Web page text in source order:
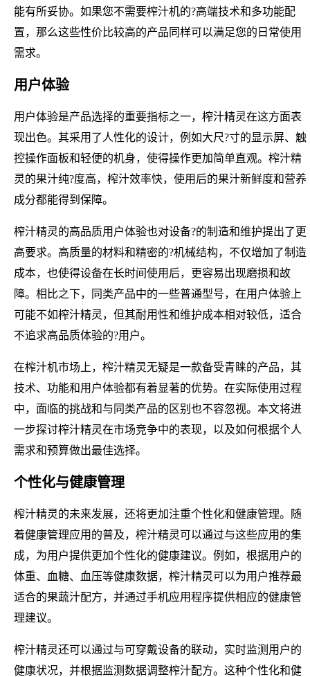
能有所妥协。如果您不需要榨汁机的?高端技术和多功能配
置，那么这些性价比较高的产品同样可以满足您的日常使用
需求。
用户体验
用户体验是产品选择的重要指标之一，榨汁精灵在这方面表
现出色。其采用了人性化的设计，例如大尺?寸的显示屏、触
控操作面板和轻便的机身，使得操作更加简单直观。榨汁精
灵的果汁纯?度高，榨汁效率快，使用后的果汁新鲜度和营养
成分都能得到保障。
榨汁精灵的高品质用户体验也对设备?的制造和维护提出了更
高要求。高质量的材料和精密的?机械结构，不仅增加了制造
成本，也使得设备在长时间使用后，更容易出现磨损和故
障。相比之下，同类产品中的一些普通型号，在用户体验上
可能不如榨汁精灵，但其耐用性和维护成本相对较低，适合
不追求高品质体验的?用户。
在榨汁机市场上，榨汁精灵无疑是一款备受青睐的产品，其
技术、功能和用户体验都有着显著的优势。在实际使用过程
中，面临的挑战和与同类产品的区别也不容忽视。本文将进
一步探讨榨汁精灵在市场竞争中的表现，以及如何根据个人
需求和预算做出最佳选择。
个性化与健康管理
榨汁精灵的未来发展，还将更加注重个性化和健康管理。随
着健康管理应用的普及，榨汁精灵可以通过与这些应用的集
成，为用户提供更加个性化的健康建议。例如，根据用户的
体重、血糖、血压等健康数据，榨汁精灵可以为用户推荐最
适合的果蔬汁配方，并通过手机应用程序提供相应的健康管
理建议。
榨汁精灵还可以通过与可穿戴设备的联动，实时监测用户的
健康状况，并根据监测数据调整榨汁配方。这种个性化和健